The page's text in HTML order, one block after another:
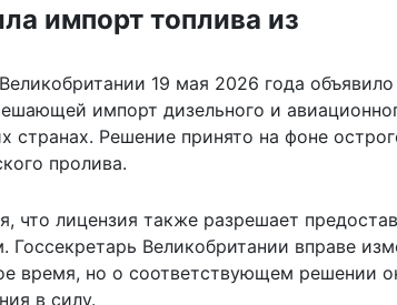
импорт топлива из
19 мая 2026 года
импорт дизельного и
странах. Решение принято на фоне
пролива.
что лицензия также разрешает
Великобритании вправе
время, но о соответствующем решении
в силу.